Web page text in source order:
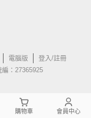
電腦版
登入/註冊
：27365925
購物車 會員中心